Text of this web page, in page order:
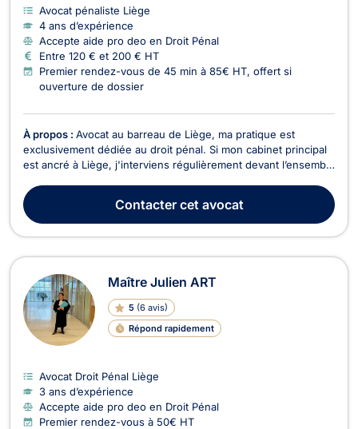
Avocat pénaliste Liège
4 ans d’expérience
Accepte aide pro deo en Droit Pénal
Entre 120 € et 200 € HT
Premier rendez-vous de 45 min à 85€ HT, offert si
ouverture de dossier
À propos : Avocat au barreau de Liège, ma pratique est
exclusivement dédiée au droit pénal. Si mon cabinet principal
est ancré à Liège, j'interviens régulièrement devant l’ensemble
Bruxelles, Mons ou encore Charleroi. Le droit pénal et sa
procédure ne souffrent aucune approx...
Contactercet avocat
Maître Julien ART
5 (6 avis)
Répond rapidement
Avocat Droit Pénal Liège
3 ans d’expérience
Accepte aide pro deo en Droit Pénal
Premier rendez-vous à 50€ HT